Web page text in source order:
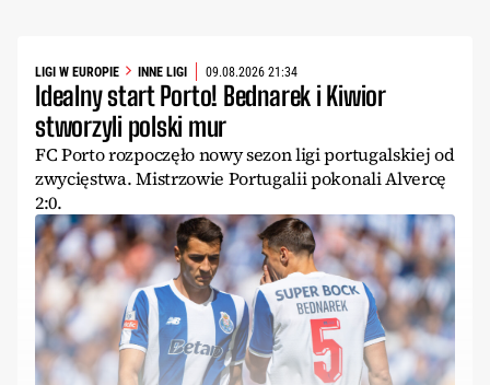
LIGI W EUROPIE INNE LIGI 09.08.2026 21:34
Idealny start Porto! Bednarek i Kiwior
stworzyli polski mur
FC Porto rozpoczęło nowy sezon ligi portugalskiej od
zwycięstwa. Mistrzowie Portugalii pokonali Alvercę
2:0.